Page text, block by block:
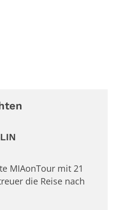
MIAonTour mit 21
die Reise nach